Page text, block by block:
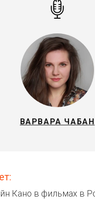
ВАРВАРА ЧАБАН
Кано в фильмах в